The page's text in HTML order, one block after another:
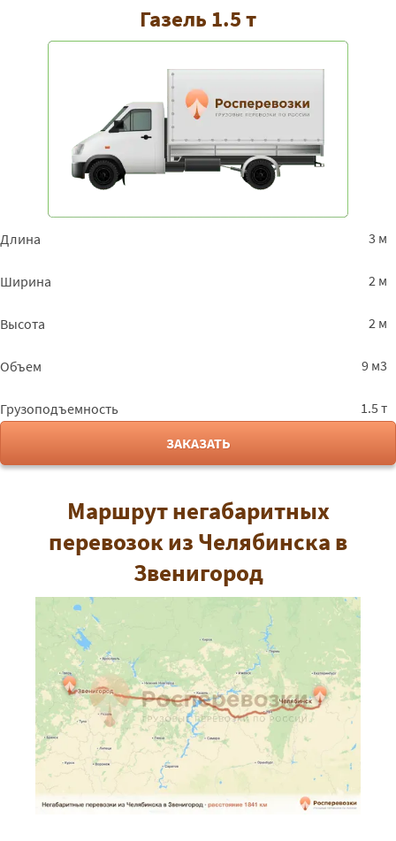
Газель 1.5 т
Длина 3 м
Ширина 2 м
Высота 2 м
Объем 9 м3
Грузоподъемность
1.5 т
ЗАКАЗАТЬ
Маршрут негабаритных
перевозок из Челябинска в
Звенигород